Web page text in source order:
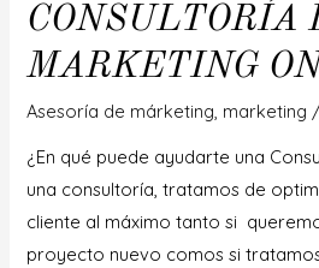
CONSULTORÍA
MARKETING
Asesoría de márketing marketing
¿En qué puede ayudarte una
una consultoría, tratamos de
cliente al máximo tanto si
proyecto nuevo comos si